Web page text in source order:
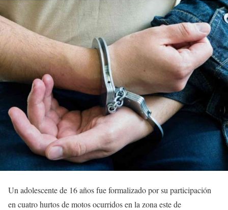
Un adolescente de 16 años fue formalizado por su participación
en cuatro hurtos de motos ocurridos en la zona este de